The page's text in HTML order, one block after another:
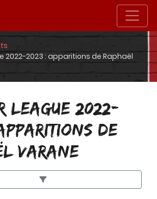
2022-2023 : apparitions de Raphaël
LEAGUE 2022-
DE
VARANE